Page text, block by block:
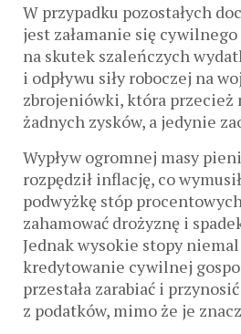
W przypadku pozostałych
jest załamanie się
na skutek szaleńczych
i odpływu siły roboczej na
zbrojeniówki, która przecież
żadnych zysków, a jedynie
Wypływ ogromnej masy
rozpędził inflację, co
podwyżkę stóp
zahamować drożyznę i
Jednak wysokie stopy
kredytowanie cywilnej
przestała zarabiać i
z podatków, mimo że je